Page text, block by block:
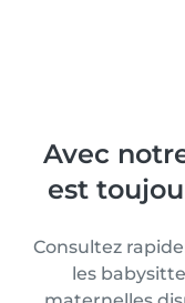
Avec
est
Consultez
les